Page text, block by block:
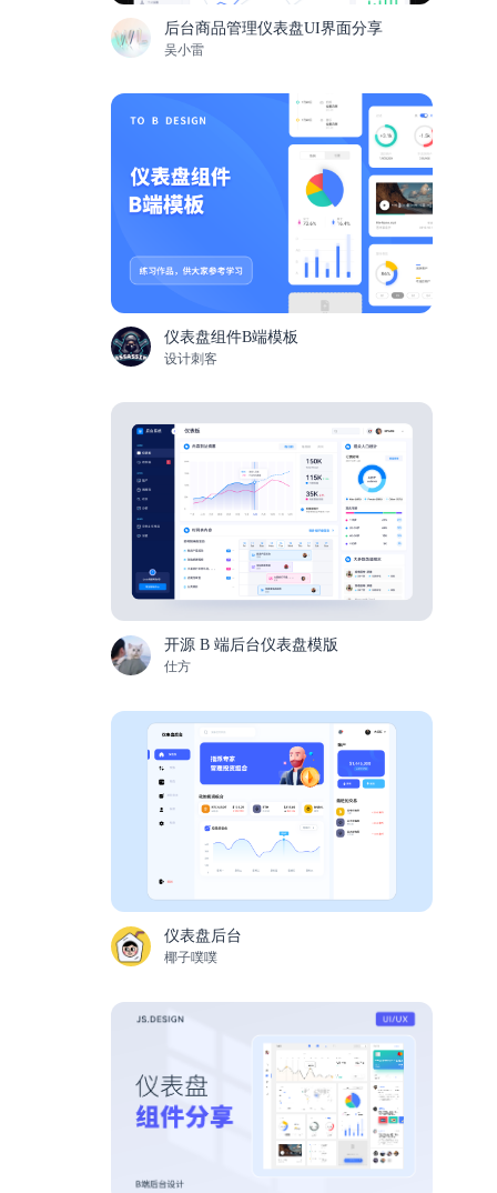
后台商品管理仪表盘UI界面分享
吴小雷
仪表盘组件B端模板
设计刺客
开源 B 端后台仪表盘模版
仕方
仪表盘后台
椰子噗噗